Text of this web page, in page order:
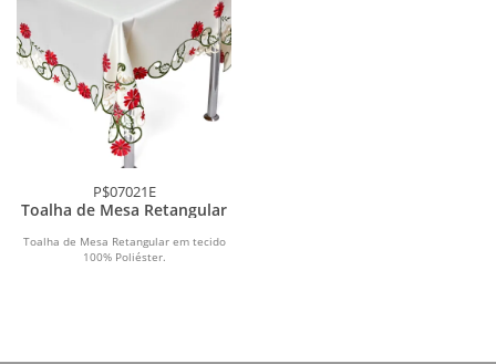
P$07021E
Toalha de Mesa Retangular
Toalha de Mesa Retangular em tecido
100% Poliéster.